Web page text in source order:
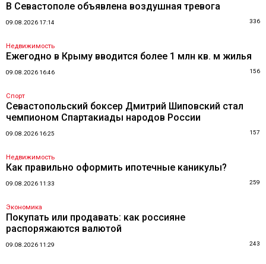
В Севастополе объявлена воздушная тревога
09.08.2026 17:14 336
Недвижимость
Ежегодно в Крыму вводится более 1 млн кв. м жилья
09.08.2026 16:46 156
Спорт
Севастопольский боксер Дмитрий Шиповский стал
чемпионом Спартакиады народов России
09.08.2026 16:25 157
Недвижимость
Как правильно оформить ипотечные каникулы?
09.08.2026 11:33 259
Экономика
Покупать или продавать: как россияне
распоряжаются валютой
09.08.2026 11:29 243